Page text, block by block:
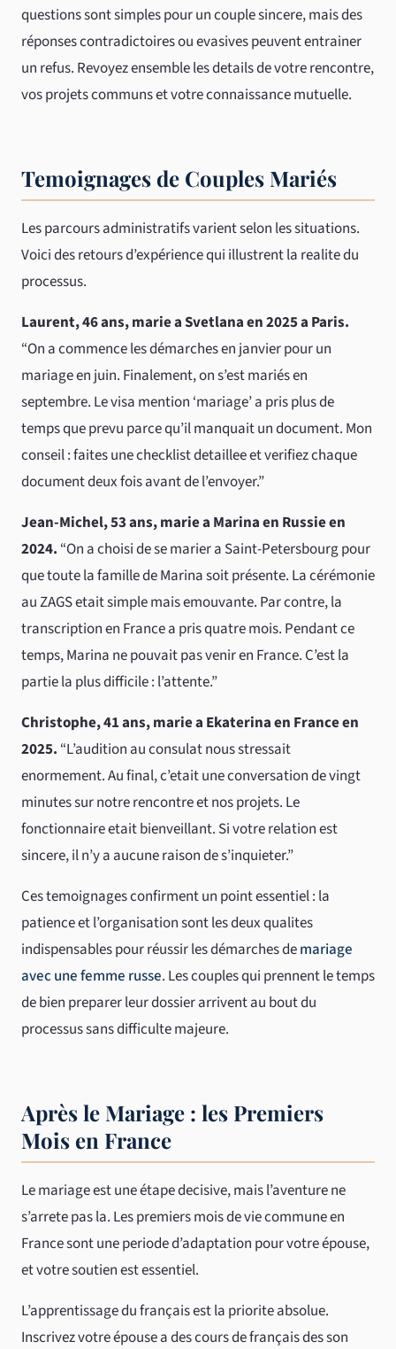
questions sont simples pour un couple sincere, mais des
réponses contradictoires ou evasives peuvent entrainer
un refus. Revoyez ensemble les details de votre rencontre,
vos projets communs et votre connaissance mutuelle.
Temoignages de Couples Mariés
Les parcours administratifs varient selon les situations.
Voici des retours d’expérience qui illustrent la realite du
processus.
Laurent, 46 ans, marie a Svetlana en 2025 a Paris.
“On a commence les démarches en janvier pour un
mariage en juin. Finalement, on s’est mariés en
septembre. Le visa mention ‘mariage’ a pris plus de
temps que prevu parce qu’il manquait un document. Mon
conseil : faites une checklist detaillee et verifiez chaque
document deux fois avant de l’envoyer.”
Jean-Michel, 53 ans, marie a Marina en Russie en
2024. “On a choisi de se marier a Saint-Petersbourg pour
que toute la famille de Marina soit présente. La cérémonie
au ZAGS etait simple mais emouvante. Par contre, la
transcription en France a pris quatre mois. Pendant ce
temps, Marina ne pouvait pas venir en France. C’est la
partie la plus difficile : l’attente.”
Christophe, 41 ans, marie a Ekaterina en France en
2025. “L’audition au consulat nous stressait
enormement. Au final, c’etait une conversation de vingt
minutes sur notre rencontre et nos projets. Le
fonctionnaire etait bienveillant. Si votre relation est
sincere, il n’y a aucune raison de s’inquieter.”
Ces temoignages confirment un point essentiel : la
patience et l’organisation sont les deux qualites
indispensables pour réussir les démarches demariage
avec une femme russe. Les couples qui prennent le temps
de bien preparer leur dossier arrivent au bout du
processus sans difficulte majeure.
Après le Mariage : les Premiers
Mois en France
Le mariage est une étape decisive, mais l’aventure ne
s’arrete pas la. Les premiers mois de vie commune en
France sont une periode d’adaptation pour votre épouse,
et votre soutien est essentiel.
L’apprentissage du français est la priorite absolue.
Inscrivez votre épouse a des cours de français des son